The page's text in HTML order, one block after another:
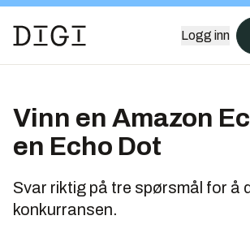
Logg inn
Vinn en Amazon
en Echo Dot
Svar riktig på tre spørsmål for å
konkurransen.